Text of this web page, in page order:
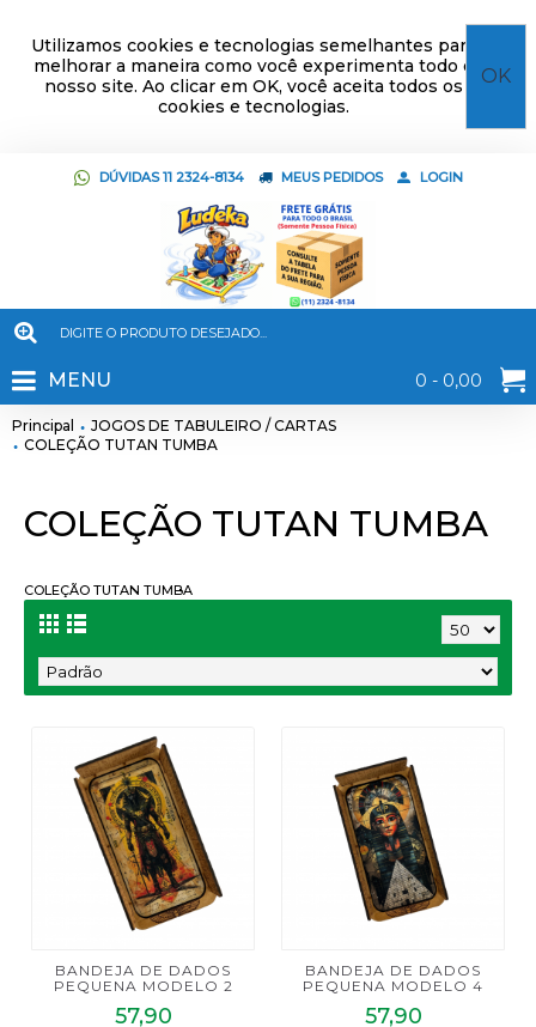
Utilizamos cookies e tecnologias semelhantes para
melhorar a maneira como você experimenta todo o
nosso site. Ao clicar em OK, você aceita todos os
cookies e tecnologias.
OK
DÚVIDAS 11 2324-8134 MEUS PEDIDOS LOGIN
0 - 0,00
MENU
Principal
JOGOS DE TABULEIRO / CARTAS
COLEÇÃO TUTAN TUMBA
COLEÇÃO TUTAN TUMBA
COLEÇÃO TUTAN TUMBA
BANDEJA DE DADOS
PEQUENA MODELO 2
57,90
BANDEJA DE DADOS
PEQUENA MODELO 4
57,90